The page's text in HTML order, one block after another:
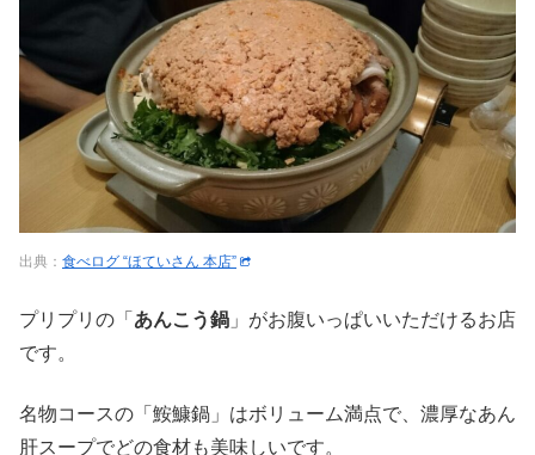
出典： 食べログ “ほていさん 本店”
プリプリの「 あんこう鍋 」がお腹いっぱいいただけるお店
です。
名物コースの「鮟鱇鍋」はボリューム満点で、濃厚なあん
肝スープでどの食材も美味しいです。